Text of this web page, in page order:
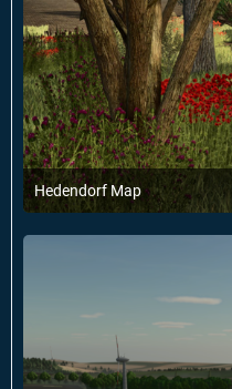
Hedendorf Map
6. Februar 2025
2